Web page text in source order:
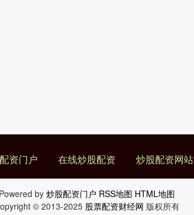
资门户 在线炒股配资 炒股配资网站
Powered by 炒股配资门户 RSS地图 HTML地图
© 2013-2025 股票配资财经网 版权所有